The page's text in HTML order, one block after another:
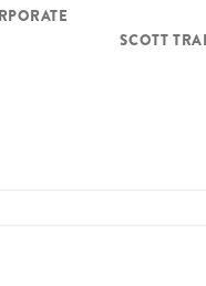
SCOTT